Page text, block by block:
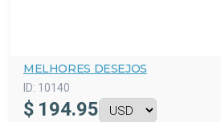
MELHORES DESEJOS
ID: 10140
$ 194.95